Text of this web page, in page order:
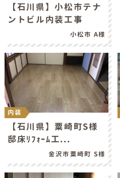
【石川県】小松市テナ
ントビル内装工事
小松市 A様
内装
【石川県】粟崎町S様
邸床ﾘﾌｫｰﾑ工...
金沢市粟崎町 S様